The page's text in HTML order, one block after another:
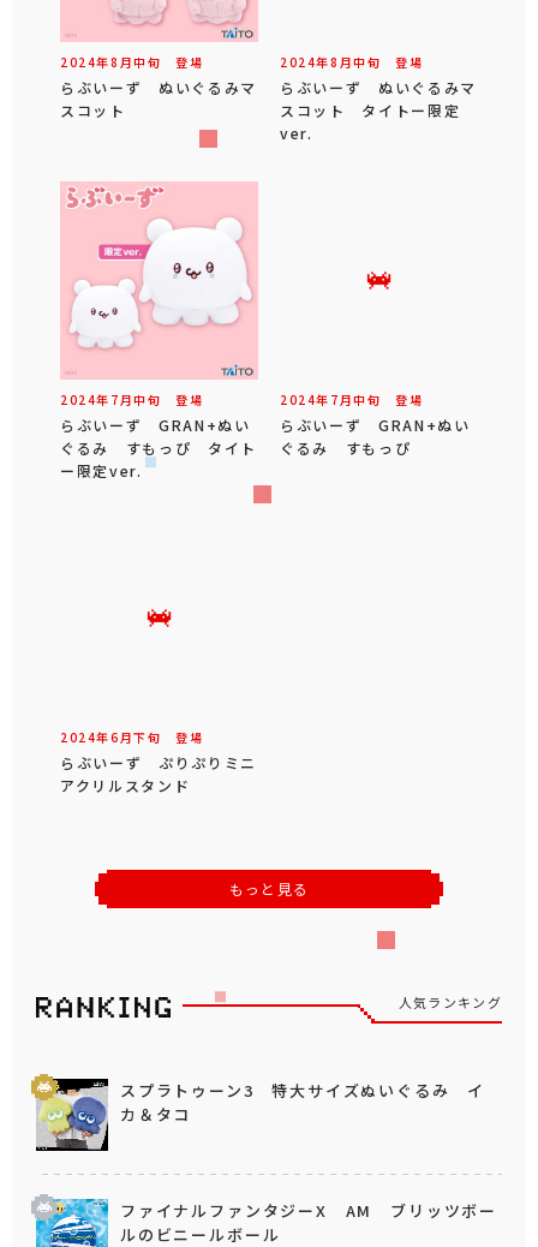
2024年8 月中旬 登場
らぶいーず ぬいぐるみマ
スコット
2024年8 月中旬 登場
らぶいーず ぬいぐるみマ
スコット タイトー限定
ver.
2024年 7 月中旬 登場
らぶいーず GRAN+ぬい
ぐるみ すもっぴ タイト
ー限定ver.
2024年 7 月中旬 登場
らぶいーず GRAN+ぬい
ぐるみ すもっぴ
2024年6 月下旬 登場
らぶいーず ぷりぷりミニ
アクリルスタンド
もっと見る
人気ランキング
スプラトゥーン3 特大サイズぬいぐるみ イ
カ＆タコ
ファイナルファンタジーX AM ブリッツボー
ルのビニールボール